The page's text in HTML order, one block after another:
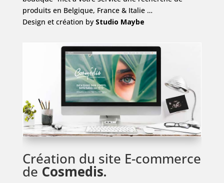
produits en Belgique, France & Italie …
Design et création by Studio Maybe
Création du site E-commerce
de Cosmedis.